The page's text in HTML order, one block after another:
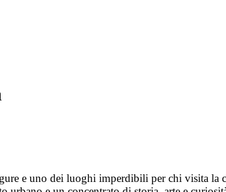
e uno dei luoghi imperdibili per chi visita la